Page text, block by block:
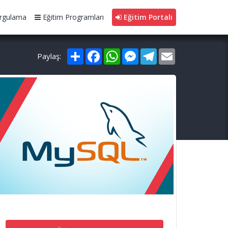
Eğitim Programları Eğitim Portalı
Paylaş: PaylaşFacebookWhatsAppMessenger
Telegram